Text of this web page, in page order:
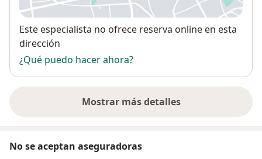
Disponibilidad
Este especialista no ofrece reserva online en esta
dirección
¿Qué puedo hacer ahora?
Mostrar más detalles
sobre la dirección
No se aceptan aseguradoras